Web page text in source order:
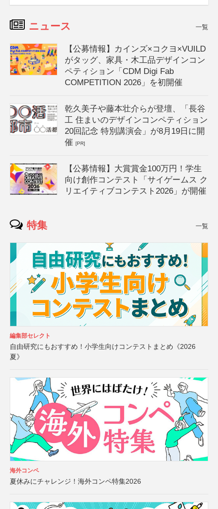
ニュース 一覧
【公募情報】カインズ×コクヨ×VUILD
がタッグ、家具・木工品デザインコン
ペティション「CDM Digi Fab
COMPETITION 2026」を初開催
乾久美子や藤本壮介らが登壇、「長谷
工 住まいのデザインコンペティション
20回記念 特別講演会」が8月19日に開
催[PR]
【公募情報】大賞賞金100万円！学生
向け創作コンテスト「サイゲームス ク
リエイティブコンテスト2026」が開催
特集 一覧
編集部セレクト
自由研究にもおすすめ！小学生向けコンテストまとめ《2026
夏》
海外コンペ
夏休みにチャレンジ！海外コンペ特集2026